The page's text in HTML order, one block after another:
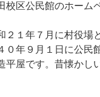
校区公民館のホーム
２１年７月に村役場
０年９月１日に公民
平屋です。昔懐かし